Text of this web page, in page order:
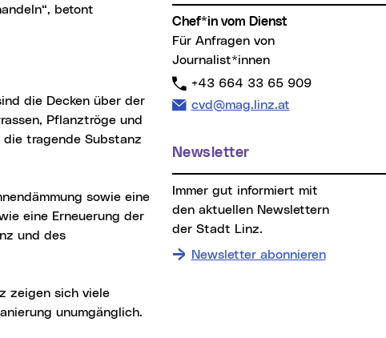
betont
die Decken über der
Pflanztröge und
tragende Substanz
sowie eine
eine Erneuerung der
und des
zeigen sich viele
unumgänglich.
Chef*in vom Dienst
Für Anfragen von
Journalist*innen
Telefon:
+43 664 33 65 909
E-Mail Adresse:
cvd@mag.linz.at
Newsletter
den aktuellen Newslettern
der Stadt Linz.
Newsletter abonnieren